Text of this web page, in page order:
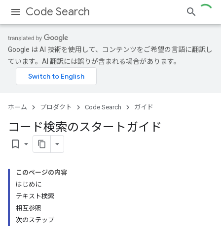
Code Search
Google は AI 技術を使用して、コンテンツをご希望の言語に翻訳し
ています。AI 翻訳には誤りが含まれる場合があります。
ホーム プロダクト Code Search ガイド
コード検索のスタートガイド
bookmark_border
このページの内容
はじめに
テキスト検索
相互参照
次のステップ